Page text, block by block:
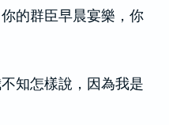
的群臣早晨宴樂，你
知怎樣說，因為我是